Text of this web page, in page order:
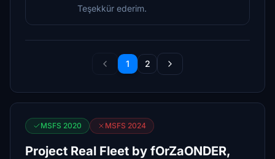
Teşekkür ederim.
1 2
MSFS 2020 MSFS 2024
Project Real Fleet by fOrZaONDER,